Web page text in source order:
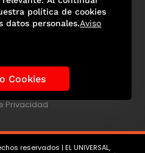
viral Anécdotas Mundialistas
Directorio
Privacidad
reservados | EL UNIVERSAL,
política de cookies
personales.Aviso
Cookies